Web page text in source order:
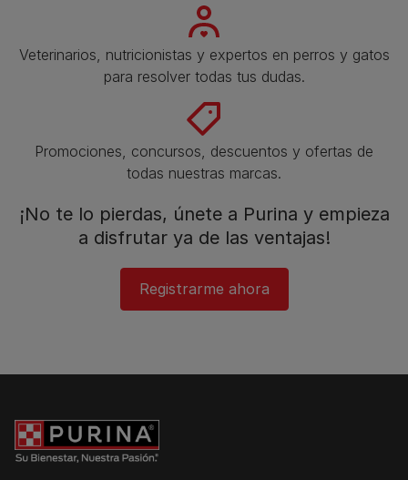
Veterinarios, nutricionistas y expertos en perros y gatos
para resolver todas tus dudas.​
Promociones, concursos, descuentos y ofertas de
todas nuestras marcas.​
¡No te lo pierdas, únete a Purina y empieza
a disfrutar ya de las ventajas!​
Registrarme ahora